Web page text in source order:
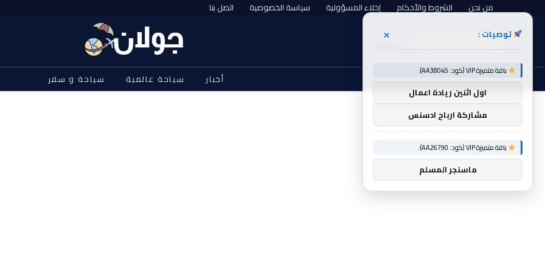
من نحن الشروط والأحكام إخلاء المسؤولية سياسة الخصوصية اتصل بنا
أخبار سياحة عالمية سياحة و سفر
شعر
توصيات : ×
باقة متميزة VIP (كود: AA38045):
اول اثنين ريادة اعمال
مشاركة ارباح ادسنس
باقة متميزة VIP (كود: AA26790):
ماسنجر المسلم